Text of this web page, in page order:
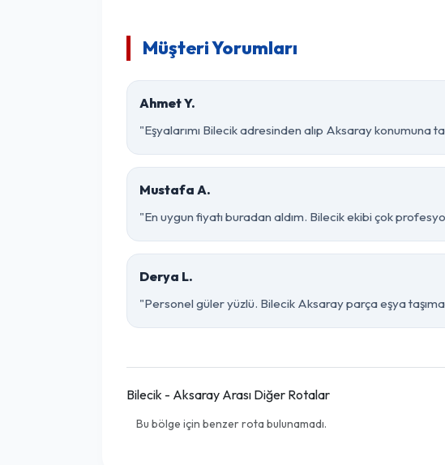
Müşteri Yorumları
Ahmet Y.
"Eşyalarımı Bilecik adresinden alıp Aksaray konumuna
Mustafa A.
"En uygun fiyatı buradan aldım. Bilecik ekibi çok
Derya L.
"Personel güler yüzlü. Bilecik Aksaray parça eşya
Bilecik - Aksaray Arası Diğer Rotalar
Bu bölge için benzer rota bulunamadı.